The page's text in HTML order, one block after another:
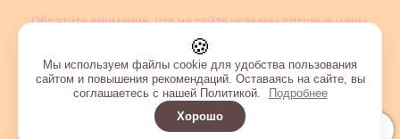
Обратите внимание, что на сайте указаны оптовые цены,
Интернет-магазин создан на InSales
🍪
Мы используем файлы cookie для удобства пользования
сайтом и повышения рекомендаций. Оставаясь на сайте, вы
соглашаетесь с нашей Политикой.
Подробнее
Хорошо